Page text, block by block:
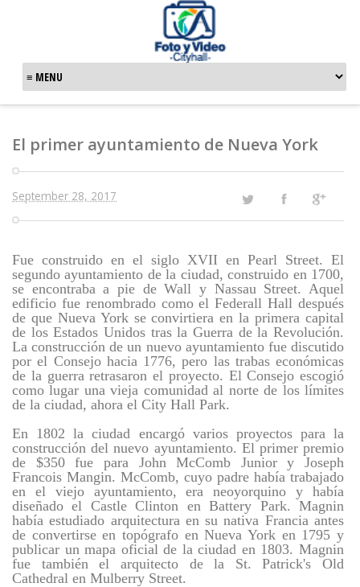
El primer ayuntamiento de Nueva York
September 28, 2017
Fue construido en el siglo XVII en Pearl Street. El
segundo ayuntamiento de la ciudad, construido en 1700,
se encontraba a pie de Wall y Nassau Street. Aquel
edificio fue renombrado como el Federall Hall después
de que Nueva York se convirtiera en la primera capital
de los Estados Unidos tras la Guerra de la Revolución.
La construcción de un nuevo ayuntamiento fue discutido
por el Consejo hacia 1776, pero las trabas económicas
de la guerra retrasaron el proyecto. El Consejo escogió
como lugar una vieja comunidad al norte de los límites
de la ciudad, ahora el City Hall Park.
En 1802 la ciudad encargó varios proyectos para la
construcción del nuevo ayuntamiento. El primer premio
de $350 fue para John McComb Junior y Joseph
Francois Mangin. McComb, cuyo padre había trabajado
en el viejo ayuntamiento, era neoyorquino y había
diseñado el Castle Clinton en Battery Park. Magnin
había estudiado arquitectura en su nativa Francia antes
de convertirse en topógrafo en Nueva York en 1795 y
publicar un mapa oficial de la ciudad en 1803. Magnin
fue también el arquitecto de la St. Patrick's Old
Cathedral en Mulberry Street.